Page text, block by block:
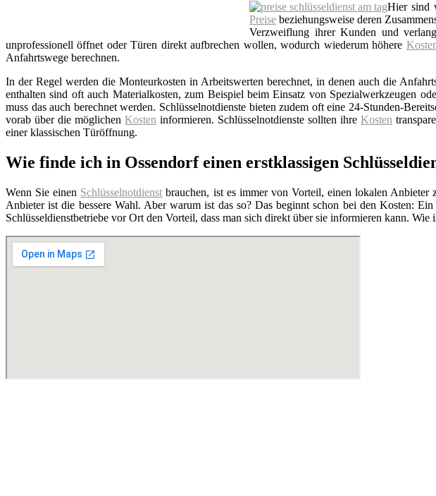
Hier sind
Preise beziehungsweise deren
Verzweiflung ihrer Kunden und
unprofessionell öffnet oder Türen direkt aufbrechen wollen, wodurch wiederum höhere
Anfahrtswege berechnen.
In der Regel werden die Monteurkosten in Arbeitswerten berechnet, in denen auch die
enthalten sind oft auch Materialkosten, zum Beispiel beim Einsatz von Spezialwerkzeugen
muss das auch berechnet werden. Schlüsselnotdienste bieten zudem oft eine 24-Stunden-
vorab über die möglichen Kosten informieren. Schlüsselnotdienste sollten ihre Kosten
einer klassischen Türöffnung.
Wie finde ich in Ossendorf einen erstklassigen
Wenn Sie einen Schlüsselnotdienst brauchen, ist es immer von Vorteil, einen lokalen Anbieter
Anbieter ist die bessere Wahl. Aber warum ist das so? Das beginnt schon bei den Kosten:
Schlüsseldienstbetriebe vor Ort den Vorteil, dass man sich direkt über sie informieren kann.